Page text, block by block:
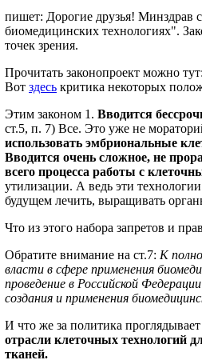
пишет: Дорогие друзья! Минздрав
биомедицинских технологиях".
точек зрения.
Прочитать законопроект можно
Вот здесь критика некоторых
Этим законом 1. Вводится
ст.5, п. 7) Все. Это уже не
использовать эмбриональные
Вводится очень сложное, не
всего процесса работы с
утилизации. А ведь эти
будущем лечить, выращивать
Что из этого набора запретов и
Обратите внимание на ст.7: К
власти в сфере применения
проведение в Российской
создания и применения
И что же за политика
отрасли клеточных технологий
тканей.